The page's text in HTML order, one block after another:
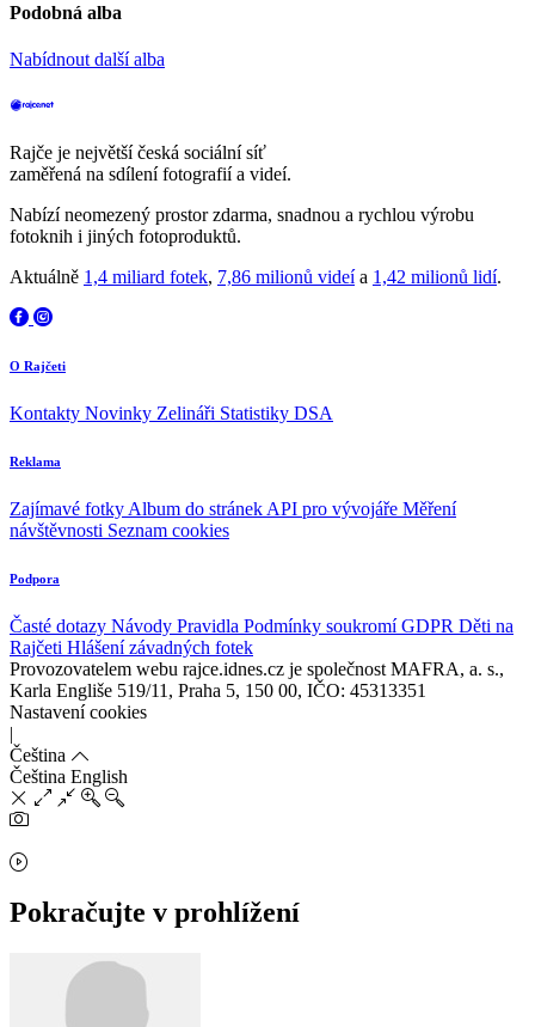
Podobná alba
Nabídnout další alba
Rajče je největší česká sociální síť
zaměřená na sdílení fotografií a videí.
Nabízí neomezený prostor zdarma, snadnou a rychlou výrobu
fotoknih i jiných fotoproduktů.
Aktuálně 1,4 miliard fotek, 7,86 milionů videía 1,42 milionů lidí.
O Rajčeti
Kontakty Novinky Zelináři Statistiky DSA
Reklama
Zajímavé fotky Album do stránek API pro vývojáře Měření
návštěvnosti Seznam cookies
Podpora
Časté dotazy Návody Pravidla Podmínky soukromíGDPR Děti na
Rajčeti Hlášení závadných fotek
Provozovatelem webu rajce.idnes.cz je společnost MAFRA, a. s.,
Karla Engliše 519/11, Praha 5, 150 00, IČO: 45313351
Nastavení cookies
|
Čeština
Čeština English
Pokračujte v prohlížení